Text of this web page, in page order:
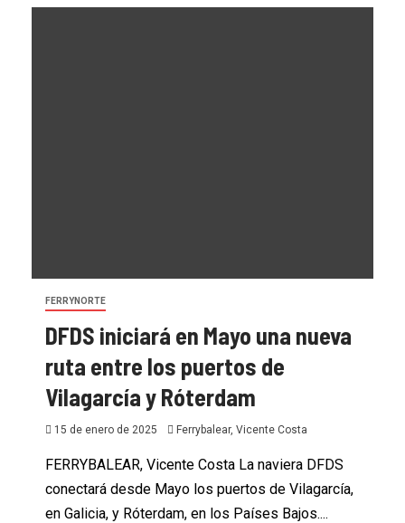
FERRYNORTE
DFDS iniciará en Mayo una nueva
ruta entre los puertos de
Vilagarcía y Róterdam
15 de enero de 2025 Ferrybalear, Vicente Costa
FERRYBALEAR, Vicente Costa La naviera DFDS
conectará desde Mayo los puertos de Vilagarcía,
en Galicia, y Róterdam, en los Países Bajos....